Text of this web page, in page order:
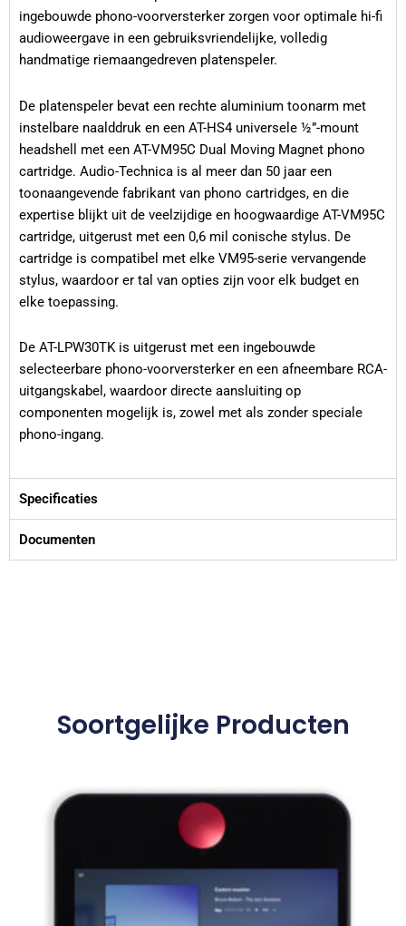
ingebouwde phono-voorversterker zorgen voor optimale hi-fi
audioweergave in een gebruiksvriendelijke, volledig
handmatige riemaangedreven platenspeler.
De platenspeler bevat een rechte aluminium toonarm met
instelbare naalddruk en een AT-HS4 universele ½”-mount
headshell met een AT-VM95C Dual Moving Magnet phono
cartridge. Audio-Technica is al meer dan 50 jaar een
toonaangevende fabrikant van phono cartridges, en die
expertise blijkt uit de veelzijdige en hoogwaardige AT-VM95C
cartridge, uitgerust met een 0,6 mil conische stylus. De
cartridge is compatibel met elke VM95-serie vervangende
stylus, waardoor er tal van opties zijn voor elk budget en
elke toepassing.
De AT-LPW30TK is uitgerust met een ingebouwde
selecteerbare phono-voorversterker en een afneembare RCA-
uitgangskabel, waardoor directe aansluiting op
componenten mogelijk is, zowel met als zonder speciale
phono-ingang.
Specificaties
Documenten
Soortgelijke Producten